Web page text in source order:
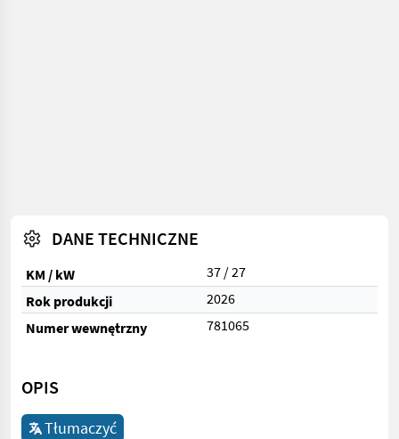
DANE TECHNICZNE
KM / kW
37 / 27
Rok produkcji
2026
Numer wewnętrzny
781065
OPIS
Tłumaczyć